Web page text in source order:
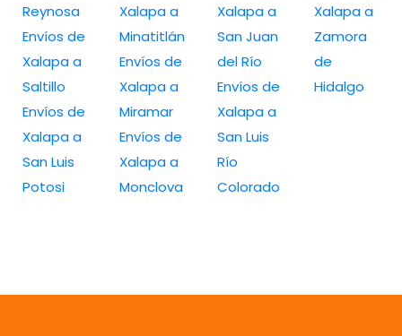
Reynosa
Envíos de
Xalapa a
Saltillo
Envíos de
Xalapa a
San Luis
Potosi
Xalapa a
Minatitlán
Envíos de
Xalapa a
Miramar
Envíos de
Xalapa a
Monclova
Xalapa a
San Juan
del Río
Envíos de
Xalapa a
San Luis
Río
Colorado
Xalapa a
Zamora
de
Hidalgo